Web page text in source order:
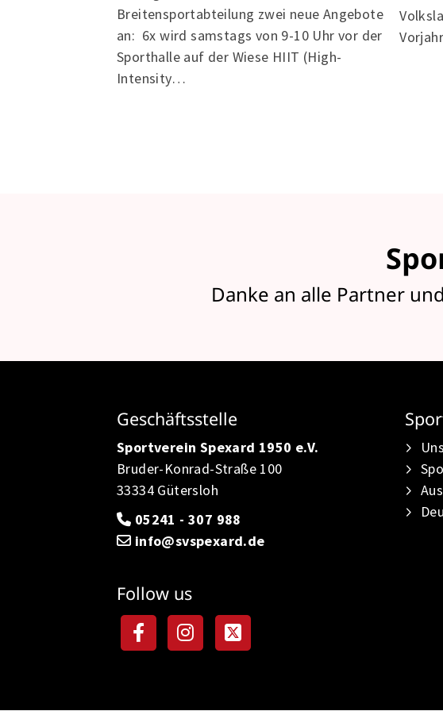
Breitensportabteilung zwei neue Angebote
an: 6x wird samstags von 9-10 Uhr vor der
Sporthalle auf der Wiese HIIT (High-
Intensity…
Danke an alle Partner
Geschäftsstelle
Sportverein Spexard 1950 e.V.
Bruder-Konrad-Straße 100
33334 Gütersloh
05241 - 307 988
info@svspexard.de
Follow us